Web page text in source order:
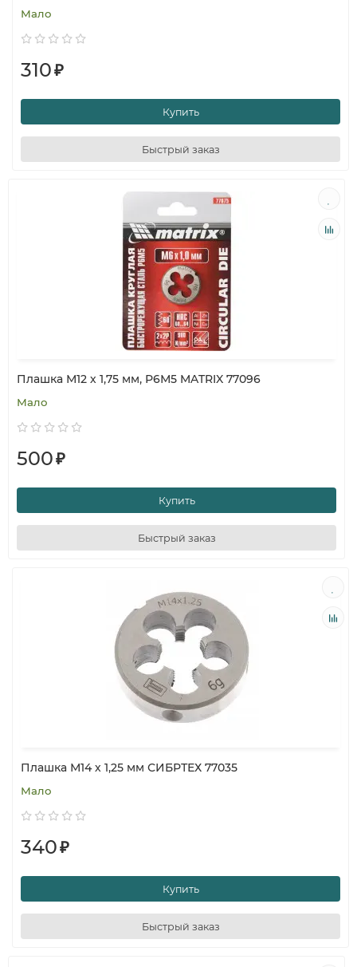
Мало
310₽
Купить
Быстрый заказ
Плашка М12 х 1,75 мм, Р6М5 MATRIX 77096
Мало
500₽
Купить
Быстрый заказ
Плашка М14 х 1,25 мм СИБРТЕХ 77035
Мало
340₽
Купить
Быстрый заказ